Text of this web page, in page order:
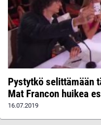
Pystytkö selittämään
Mat Francon huikea
16.07.2019